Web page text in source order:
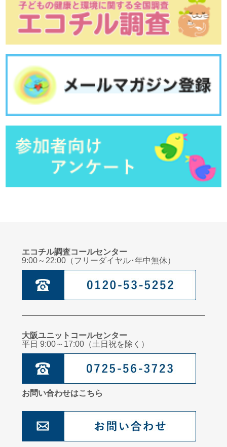
エコチル調査コールセンター
9:00～22:00（フリーダイヤル･年中無休）
大阪ユニットコールセンター
平日 9:00～17:00（土日祝を除く）
お問い合わせはこちら